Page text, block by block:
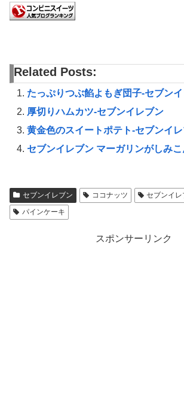
Related Posts:
たっぷりつぶ餡よもぎ団子-セブン
厚切りハムカツ-セブンイレブン
黄金色のスイートポテト-セブンイ
セブンイレブン マーガリンがしみ
セブンイレブン ココナッツ
セブンイレ
パインケーキ
スポンサーリンク